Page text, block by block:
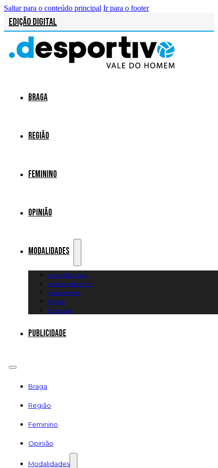
Saltar para o conteúdo principal Ir para o footer
Edição Digital
Braga
Região
Feminino
Opinião
Modalidades
Artes Marciais
Automobilismo
Canoagem
Futsal
Diversos
Publicidade
Braga
Região
Feminino
Opinião
Modalidades